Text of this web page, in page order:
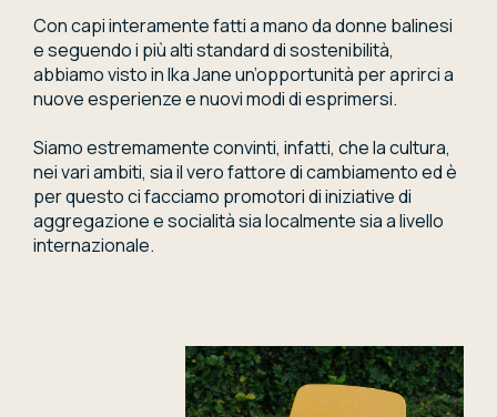
Con capi interamente fatti a mano da donne balinesi
e seguendo i più alti standard di sostenibilità,
abbiamo visto in Ika Jane un’opportunità per aprirci a
nuove esperienze e nuovi modi di esprimersi.
Siamo estremamente convinti, infatti, che la cultura,
nei vari ambiti, sia il vero fattore di cambiamento ed è
per questo ci facciamo promotori di iniziative di
aggregazione e socialità sia localmente sia a livello
internazionale.